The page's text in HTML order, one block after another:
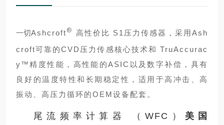
一切Ashcroft ® 高性价比 S1压力传感器，采用Ash
croft可靠的CVD压力传感核心技术和 TruAccurac
y™精度性能，高性能的ASIC以及数字补偿，具有
良好的温度特性和长期稳定性，适用于高冲击、高
振动、高压力循环的OEM设备配套。
尾流频率计算器 （WFC） 美国